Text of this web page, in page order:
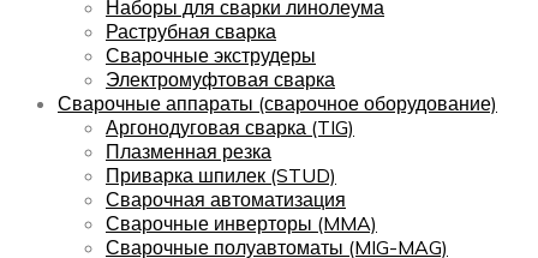
Наборы для сварки линолеума
Раструбная сварка
Сварочные экструдеры
Электромуфтовая сварка
Сварочные аппараты (сварочное оборудование)
Аргонодуговая сварка (TIG)
Плазменная резка
Приварка шпилек (STUD)
Сварочная автоматизация
Сварочные инверторы (MMA)
Сварочные полуавтоматы (MIG-MAG)